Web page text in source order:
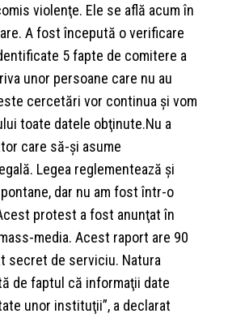
violenţe. Ele se află acum în
A fost începută o verificare
5 fapte de comitere a
unor persoane care nu au
cercetări vor continua şi vom
toate datele obţinute.Nu a
care să-şi asume
Legea reglementează şi
dar nu am fost într-o
protest a fost anunţat în
media. Acest raport are 90
secret de serviciu. Natura
de faptul că informaţii date
unor instituţii”, a declarat